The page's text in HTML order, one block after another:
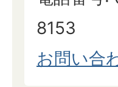
8153
お問い合